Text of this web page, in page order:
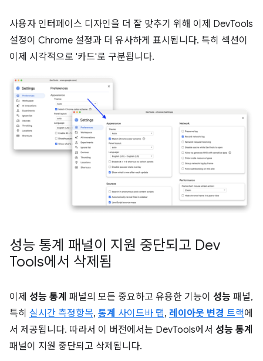
사용자 인터페이스 디자인을 더 잘 맞추기 위해 이제 DevTools
설정이 Chrome 설정과 더 유사하게 표시됩니다. 특히 섹션이
이제 시각적으로 '카드'로 구분됩니다.
성능 통계 패널이 지원 중단되고 Dev
Tools에서 삭제됨
이제 성능 통계 패널의 모든 중요하고 유용한 기능이 성능 패널,
특히 실시간 측정항목, 통계 사이드바 탭, 레이아웃 변경 트랙에
서 제공됩니다. 따라서 이 버전에서는 DevTools에서 성능 통계
패널이 지원 중단되고 삭제됩니다.